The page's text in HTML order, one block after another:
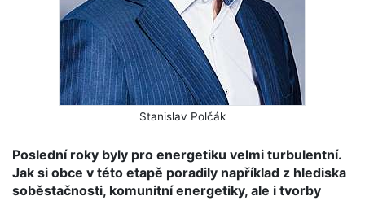
Stanislav Polčák
Poslední roky byly pro energetiku velmi turbulentní.
Jak si obce v této etapě poradily například z hlediska
soběstačnosti, komunitní energetiky, ale i tvorby